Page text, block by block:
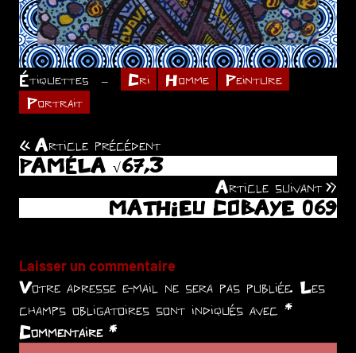
Étiquettes Cri Homme
Peinture
Portrait
Navigation
de
l’article
Article précédent
PAMÉLA √67,3
Article suivant
MATHIEU COBAYE 069
Laisser un commentaire
Votre adresse e-mail ne sera pas publiée. Les
champs obligatoires sont indiqués avec *
Commentaire *